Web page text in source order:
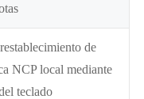
de
NCP local mediante
teclado